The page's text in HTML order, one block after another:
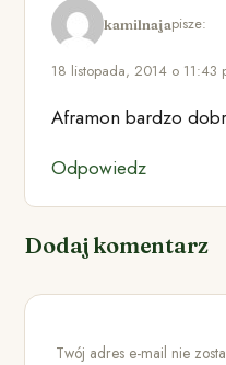
kamilnajapisze:
18 listopada, 2014 o 11:43
Aframon bardzo
Odpowiedz
Dodaj komentarz
Twój adres e-mail nie